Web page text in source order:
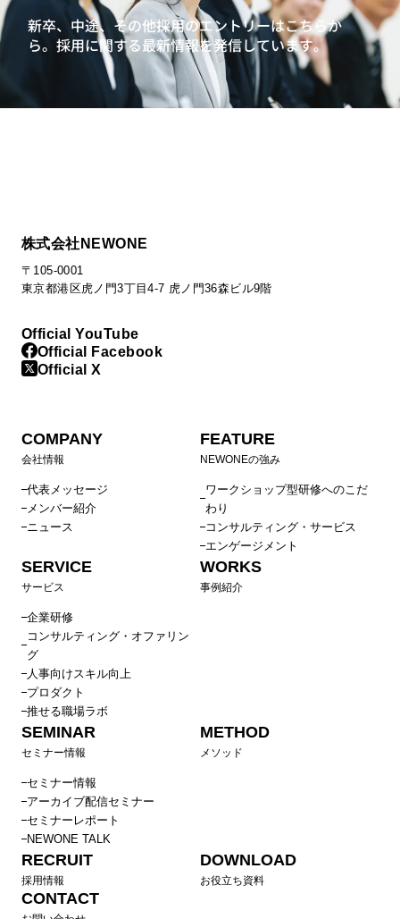
新卒、中途、その他採用のエントリーはこちらか
ら。採用に関する最新情報を発信しています。
株式会社NEWONE
〒105-0001
東京都港区虎ノ門3丁目4-7 虎ノ門36森ビル9階
Official YouTube
Official Facebook
Official X
COMPANY
会社情報
代表メッセージ
メンバー紹介
ニュース
FEATURE
NEWONEの強み
ワークショップ型研修へのこだ
わり
コンサルティング・サービス
エンゲージメント
SERVICE
サービス
企業研修
コンサルティング・オファリン
グ
人事向けスキル向上
プロダクト
推せる職場ラボ
WORKS
事例紹介
SEMINAR
セミナー情報
セミナー情報
アーカイブ配信セミナー
セミナーレポート
NEWONE TALK
METHOD
メソッド
RECRUIT
採用情報
DOWNLOAD
お役立ち資料
CONTACT